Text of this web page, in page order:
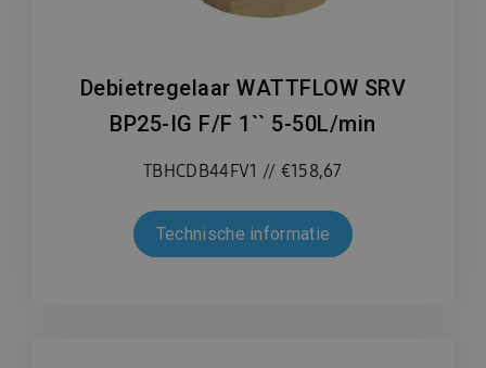
Debietregelaar WATTFLOW SRV
BP25-IG F/F 1`` 5-50L/min
TBHCDB44FV1 // €158,67
Technische informatie